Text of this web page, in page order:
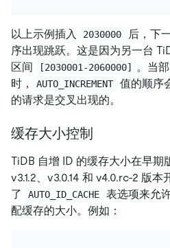
以上示例插入 2030000 后，下
序出现跳跃。这是因为另一台
区间
[2030001-2060000]
。当
时，
AUTO_INCREMENT 值的顺序
的请求是交叉出现的。
缓存大小控制
TiDB 自增 ID 的缓存大小在早期
v3.1.2、v3.0.14 和 v4.0.rc-2 版本
了
AUTO_ID_CACHE
表选项来允
配缓存的大小。例如：